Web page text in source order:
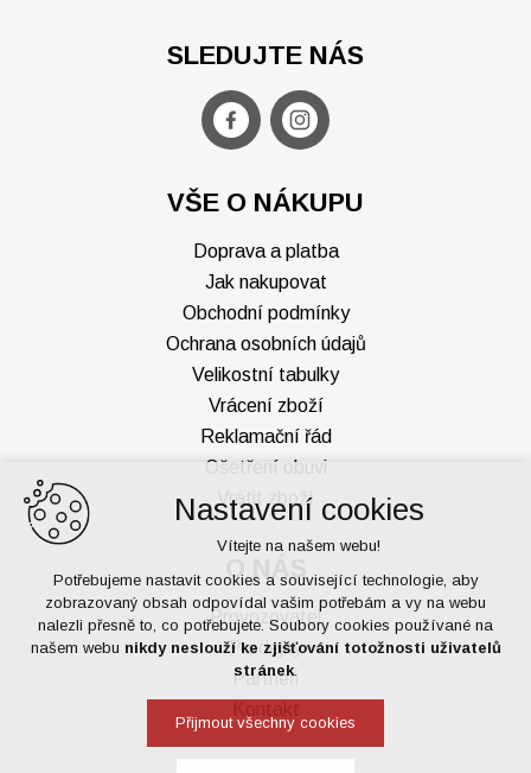
O NÁS
Provozovatel
Prodejny
Partneři
VŠE O NÁKUPU
Doprava a platba
Jak nakupovat
Obchodní podmínky
Ochrana osobních údajů
Velikostní tabulky
Vrácení zboží
Reklamační řád
Ošetření obuvi
Vrátit zboží
SLEDUJTE NÁS
Nastavení cookies
Vítejte na našem webu!
Potřebujeme nastavit cookies a související technologie, aby
zobrazovaný obsah odpovídal vašim potřebám a vy na webu
nalezli přesně to, co potřebujete. Soubory cookies používané na
našem webu nikdy neslouží ke zjišťování totožnosti uživatelů
stránek.
Přijmout všechny cookies